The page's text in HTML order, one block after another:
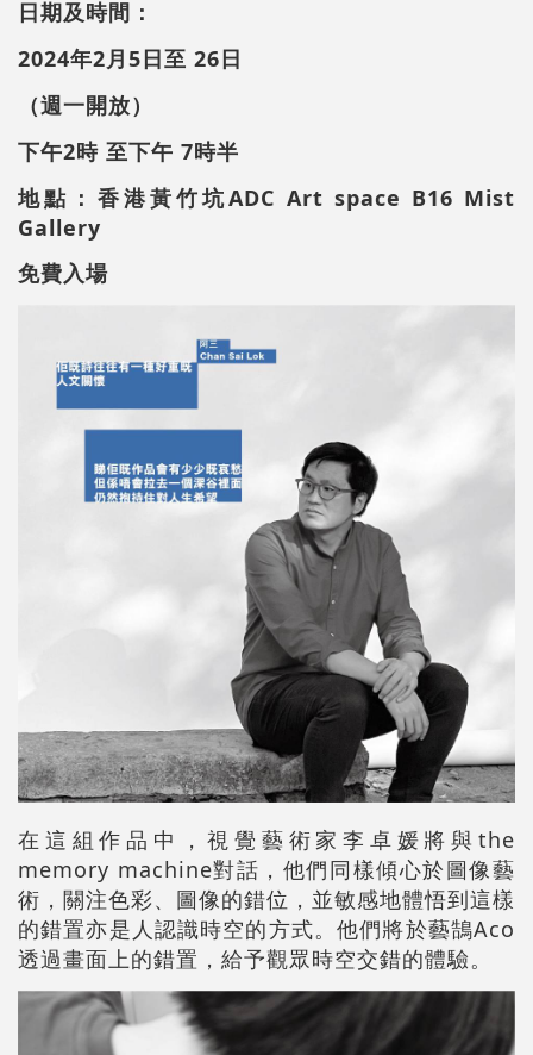
日期及時間：
2024年2月5日至 26日
（週一開放）
下午2時 至下午 7時半
地點：香港黃竹坑ADC Art space B16 Mist
Gallery
免費入場
在這組作品中，視覺藝術家李卓媛將與the
memory machine對話，他們同樣傾心於圖像藝
術，關注色彩、圖像的錯位，並敏感地體悟到這樣
的錯置亦是人認識時空的方式。他們將於藝鵠Aco
透過畫面上的錯置，給予觀眾時空交錯的體驗。